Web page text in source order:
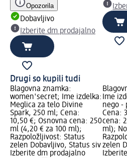
Opozorila
Dobavljivo
Izberite dm prodajalno
Drugi so kupili tudi
Blagovna znamka:
women'secret; Ime izdelka:
Meglica za telo Divine
Spark, 250 ml; Cena:
10,50 €; Osnovna cena: 250
ml (4,20 € za 100 ml);
Razpoložljivost: Status
zelen Dobavljivo, Status siv
Izberite dm prodajalno
Ime
nego -
Cena:
cena:
ml);
zelen